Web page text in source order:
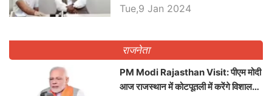
Tue,9 Jan 2024
राजनेता
PM Modi Rajasthan Visit: पीएम मोदी
आज राजस्थान में कोटपूतली में करेंगे विशाल